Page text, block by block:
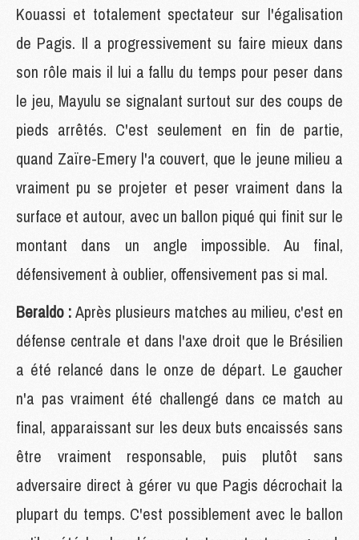
Kouassi et totalement spectateur sur l'égalisation
de Pagis. Il a progressivement su faire mieux dans
son rôle mais il lui a fallu du temps pour peser dans
le jeu, Mayulu se signalant surtout sur des coups de
pieds arrêtés. C'est seulement en fin de partie,
quand Zaïre-Emery l'a couvert, que le jeune milieu a
vraiment pu se projeter et peser vraiment dans la
surface et autour, avec un ballon piqué qui finit sur le
montant dans un angle impossible. Au final,
défensivement à oublier, offensivement pas si mal.
Beraldo :Après plusieurs matches au milieu, c'est en
défense centrale et dans l'axe droit que le Brésilien
a été relancé dans le onze de départ. Le gaucher
n'a pas vraiment été challengé dans ce match au
final, apparaissant sur les deux buts encaissés sans
être vraiment responsable, puis plutôt sans
adversaire direct à gérer vu que Pagis décrochait la
plupart du temps. C'est possiblement avec le ballon